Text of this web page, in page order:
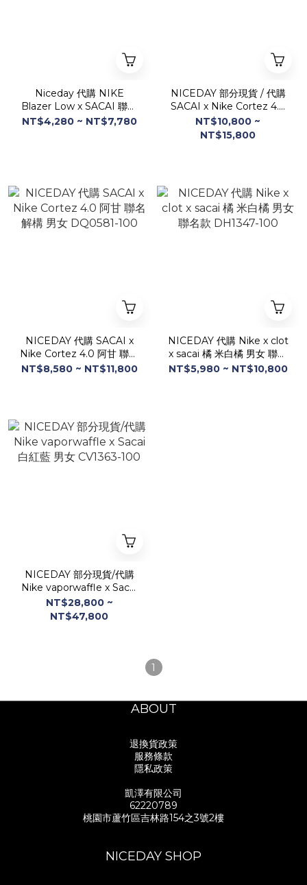
Niceday 代購 NIKE
Blazer Low x SACAI 聯名
全白 男女 DM6443-100
NT$4,280 ~ NT$7,780
NICEDAY 部分現貨 / 代購
SACAI x Nike Cortez 4.0
阿甘 聯名 解構 DQ0581-
001
NT$10,800 ~
NT$15,800
NICEDAY 代購 SACAI x
Nike Cortez 4.0 阿甘 聯名
解構 男女 DQ0581-100
NT$8,580 ~ NT$11,800
NICEDAY 代購 Nike x clot
x sacai 橘 米白橘 男女 聯名
款 DH1347-100
NT$5,980 ~ NT$10,800
NICEDAY 部分現貨/代購
Nike vaporwaffle x Sacai
白紅藍 男女 CV1363-100
NT$28,800 ~
NT$47,800
1
ABOUT
退換貨政策
服務條款
隱私政策
凱澤有限公司
62220789
桃園市蘆竹區吉林路154之3號2樓
NICEDAY SHOP